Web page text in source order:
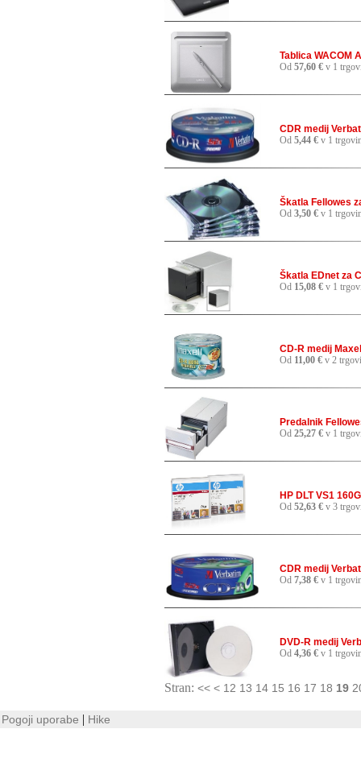
Tablica WACOM
Od 57,60 € v 1
CDR medij
Od 5,44 € v 1
Škatla Fellowes
Od 3,50 € v 1
Škatla EDnet za
Od 15,08 € v 1
CD-R medij
Od 11,00 € v 2
Predalnik
Od 25,27 € v 1
HP DLT VS1
Od 52,63 € v 3
CDR medij
Od 7,38 € v 1
DVD-R medij
Od 4,36 € v 1
Stran: << < 12 13 14 15 16 17 18 19
Pogoji uporabe | Hike